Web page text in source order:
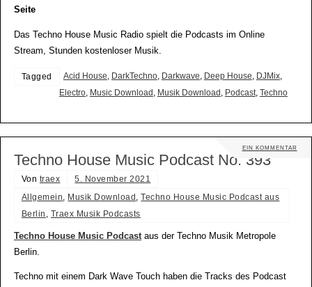
Seite
Das Techno House Music Radio spielt die Podcasts im Online
Stream, Stunden kostenloser Musik.
Tagged Acid House, DarkTechno, Darkwave, Deep House, DJMix,
Electro, Music Download , Musik Download , Podcast, Techno
EIN KOMMENTAR
Techno House Music Podcast No. 393
Von traex
5. November 2021
Allgemein, Musik Download,Techno House Music Podcast aus
Berlin , Traex Musik Podcasts
Techno House Music Podcastaus der Techno Musik Metropole
Berlin.
Techno mit einem Dark Wave Touch haben die Tracks des Podcast